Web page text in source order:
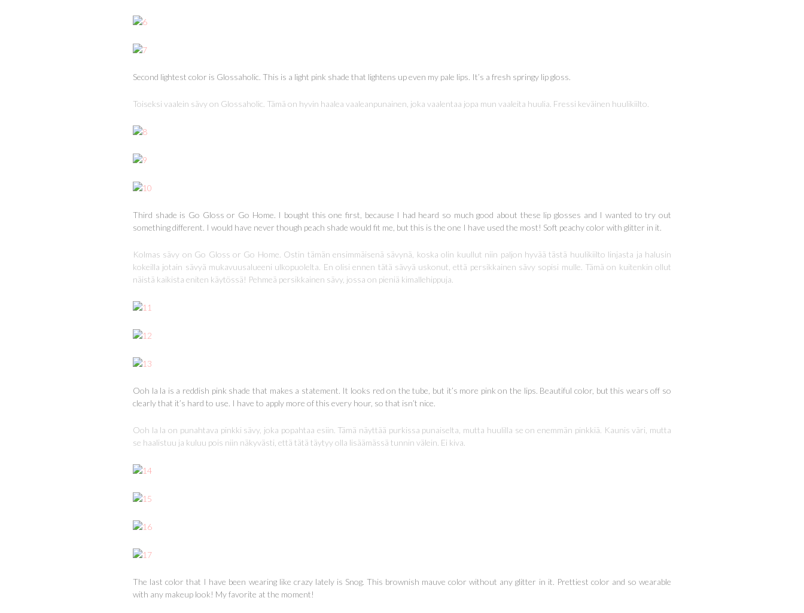
Second lightest color is Glossaholic. This is a light pink shade that lightens up even my pale lips. It’s a fresh springy lip gloss.
Toiseksi vaalein sävy on Glossaholic. Tämä on hyvin haalea vaaleanpunainen, joka vaalentaa jopa mun vaaleita huulia. Fressi keväinen huulikiilto.
Third shade is Go Gloss or Go Home. I bought this one first, because I had heard so much good about these lip glosses and I wanted to try out
something different. I would have never though peach shade would fit me, but this is the one I have used the most! Soft peachy color with glitter in it.
Kolmas sävy on Go Gloss or Go Home. Ostin tämän ensimmäisenä sävynä, koska olin kuullut niin paljon hyvää tästä huulikiilto linjasta ja halusin
kokeilla jotain sävyä mukavuusalueeni ulkopuolelta. En olisi ennen tätä sävyä uskonut, että persikkainen sävy sopisi mulle. Tämä on kuitenkin ollut
näistä kaikista eniten käytössä! Pehmeä persikkainen sävy, jossa on pieniä kimallehippuja.
Ooh la la is a reddish pink shade that makes a statement. It looks red on the tube, but it’s more pink on the lips. Beautiful color, but this wears off so
clearly that it’s hard to use. I have to apply more of this every hour, so that isn’t nice.
Ooh la la on punahtava pinkki sävy, joka popahtaa esiin. Tämä näyttää purkissa punaiselta, mutta huulilla se on enemmän pinkkiä. Kaunis väri, mutta
se haalistuu ja kuluu pois niin näkyvästi, että tätä täytyy olla lisäämässä tunnin välein. Ei kiva.
The last color that I have been wearing like crazy lately is Snog. This brownish mauve color without any glitter in it. Prettiest color and so wearable
with any makeup look! My favorite at the moment!